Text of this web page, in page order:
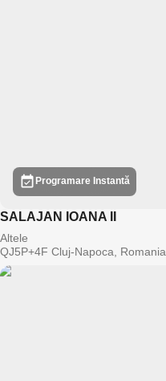
Programare Instantă
SALAJAN IOANA II
Altele
QJ5P+4F Cluj-Napoca, Romania